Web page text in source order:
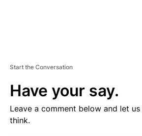
Start the Conversation
Have your say.
Leave a comment below and let
think.